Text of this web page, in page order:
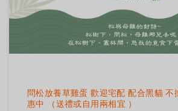
問松放養草雞蛋 歡迎宅配 配合黑貓 不擔心破損 限時優
惠中 （送禮或自用兩相宜 ）